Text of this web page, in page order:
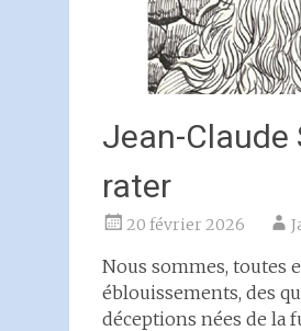
Jean-Claude
rater
20 février 2026
Nous sommes, toutes
éblouissements, des
déceptions nées de la